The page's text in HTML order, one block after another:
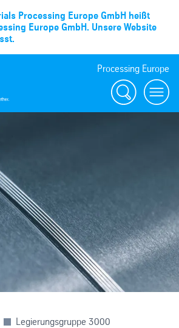
Processing Europe GmbH heißt
Europe GmbH. Unsere Website
Processing Europe
Suche
menu
Legierungsgruppe 3000